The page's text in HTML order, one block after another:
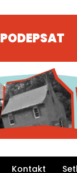
PODEPSAT
Kontakt